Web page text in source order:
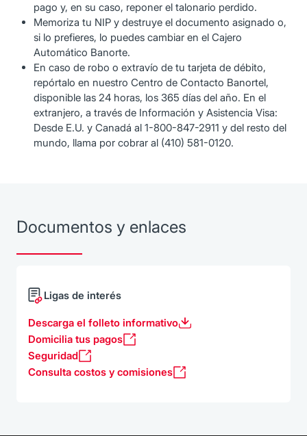
pago y, en su caso, reponer el talonario perdido.
Memoriza tu NIP y destruye el documento asignado o,
si lo prefieres, lo puedes cambiar en el Cajero
Automático Banorte.
En caso de robo o extravío de tu tarjeta de débito,
repórtalo en nuestro Centro de Contacto Banortel,
disponible las 24 horas, los 365 días del año. En el
extranjero, a través de Información y Asistencia Visa:
Desde E.U. y Canadá al 1-800-847-2911 y del resto del
mundo, llama por cobrar al (410) 581-0120.
Documentos y enlaces
Ligas de interés
Descarga el folleto informativo
Domicilia tus pagos
Seguridad
Consulta costos y comisiones